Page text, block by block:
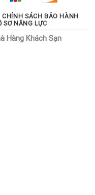
CHÍNH SÁCH BẢO HÀNH
SƠ NĂNG LỰC
Hàng Khách Sạn